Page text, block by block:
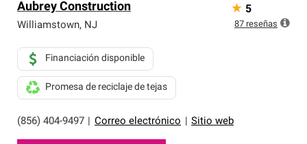
Aubrey Construction
Williamstown, NJ
(856) 404-9497 Correo electrónico Sitio web
Financiación disponible
Promesa de reciclaje de tejas
★ 5
87 reseñas